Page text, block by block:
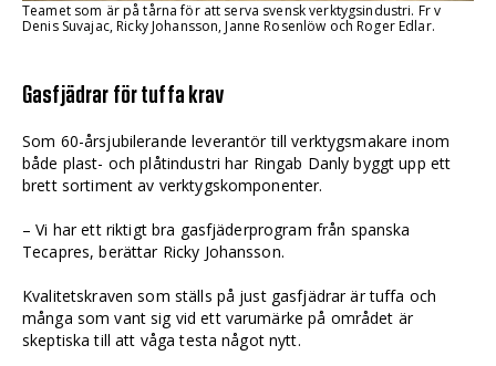
Teamet som är på tårna för att serva svensk verktygsindustri. Fr v
Denis Suvajac, Ricky Johansson, Janne Rosenlöw och Roger Edlar.
Gasfjädrar för tuffa krav
Som 60-årsjubilerande leverantör till verktygsmakare inom
både plast- och plåtindustri har Ringab Danly byggt upp ett
brett sortiment av verktygskomponenter.
– Vi har ett riktigt bra gasfjäderprogram från spanska
Tecapres, berättar Ricky Johansson.
Kvalitetskraven som ställs på just gas­­fjädrar är tuffa och
många som vant sig vid ett varumärke på området är
skeptiska till att våga testa något nytt.